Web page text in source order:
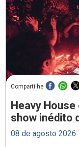
Compartilhe
Heavy
show inédito
08 de agosto 2026